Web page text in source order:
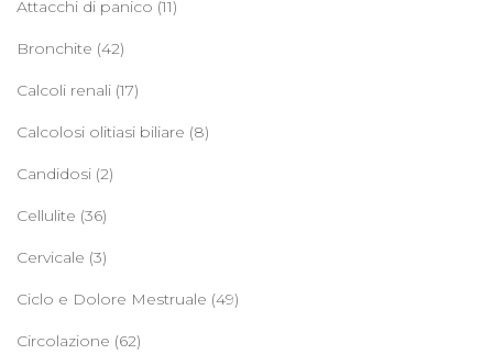
Attacchi di panico (11)
Bronchite (42)
Calcoli renali (17)
Calcolosi olitiasi biliare (8)
Candidosi (2)
Cellulite (36)
Cervicale (3)
Ciclo e Dolore Mestruale (49)
Circolazione (62)